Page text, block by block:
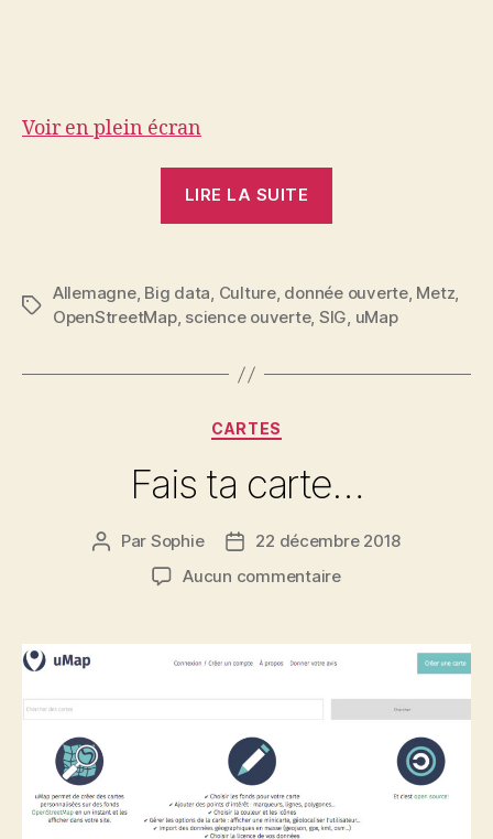
Voir en plein écran
LIRE LA SUITE
en
1872
Étiquettes
Allemagne, Big data, Culture, donnée ouverte, Metz,
OpenStreetMap, science ouverte, SIG, uMap
Catégories
CARTES
Fais ta carte…
Auteur
Par Sophie
Date22 décembre 2018
Aucun commentairesur
carte…